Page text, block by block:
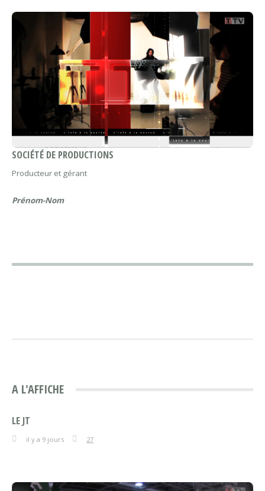
SOCIÉTÉ DE PRODUCTIONS
Producteur et gérant
Prénom-Nom
A L'AFFICHE
LE JT
il y a 9 jours 27